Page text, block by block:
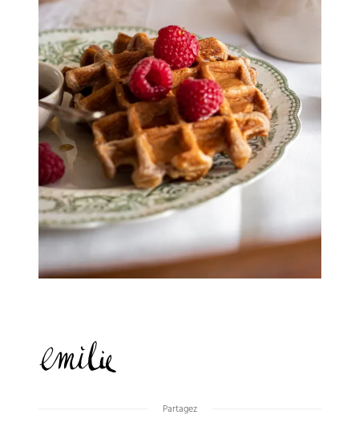
Partagez